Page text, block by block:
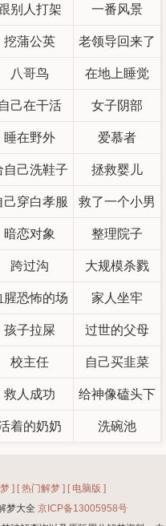
别人打架 一番风景
挖蒲公英 老领导回来了
八哥鸟 在地上睡觉
自己在干活 女子阴部
睡在野外 爱慕者
自己洗鞋子 拯救婴儿
己穿白孝服 救了一个小男
孩
暗恋对象 整理院子
跨过沟 大规模杀戮
腥恐怖的场
景
家人坐牢
孩子拉屎 过世的父母
校主任 自己买韭菜
救人成功 给神像磕头下
跪
着的奶奶 洗碗池
] [ 热门解梦 ] [ 电脑版 ]
梦大全 京ICP备13005958号